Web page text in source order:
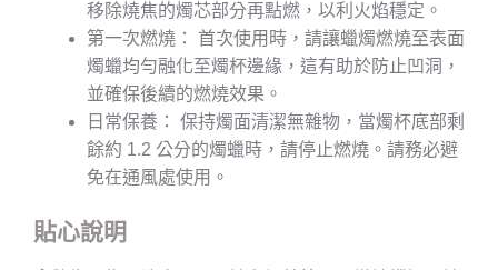
移除燒焦的燭芯部分再點燃，以利火焰穩定。
第一次燃燒： 首次使用時，請讓蠟燭燃燒至表面
燭蠟均勻融化至燭杯邊緣，這有助於防止凹洞，
並確保後續的燃燒效果。
日常保養： 保持燭面清潔無雜物，當燭杯底部剩
餘約 1.2 公分的燭蠟時，請停止燃燒。請務必避
免在通風處使用。
貼心說明